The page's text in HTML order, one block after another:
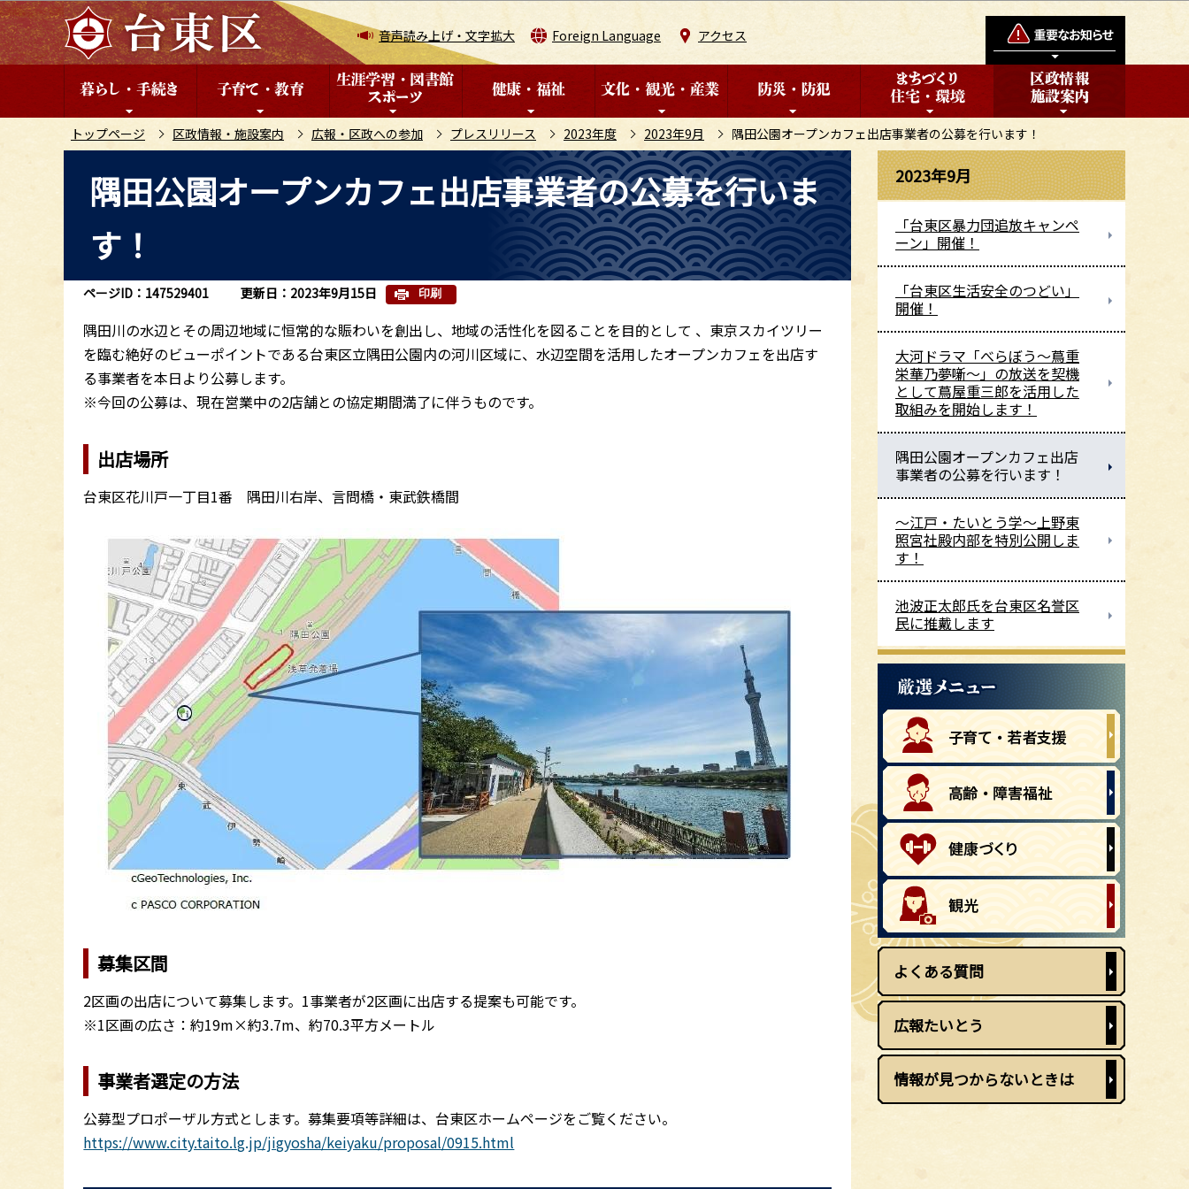
こ
の
ペ
音声読み上げ・文字拡大 Foreign Language アクセス
トップページ 区政情報・施設案内 広報・区政への参加 プレスリリース 2023年度 2023年9月 隅田公園オープンカフェ出店事業者の公募を行います！
ら
隅田公園オープンカフェ出店事業者の公募を行いま
す！
ページID：147529401 更新日：2023年9月15日 印刷
隅田川の水辺とその周辺地域に恒常的な賑わいを創出し、地域の活性化を図ることを目的として 、東京スカイツリー
を臨む絶好のビューポイントである台東区立隅田公園内の河川区域に、水辺空間を活用したオープンカフェを出店す
る事業者を本日より公募します。
※今回の公募は、現在営業中の2店舗との協定期間満了に伴うものです。
出店場所
台東区花川戸一丁目1番 隅田川右岸、言問橋・東武鉄橋間
募集区間
2区画の出店について募集します。1事業者が2区画に出店する提案も可能です。
※1区画の広さ：約19m×約3.7m、約70.3平方メートル
事業者選定の方法
公募型プロポーザル方式とします。募集要項等詳細は、台東区ホームページをご覧ください。
https://www.city.taito.lg.jp/jigyosha/keiyaku/proposal/0915.html
2023年9月
「台東区暴力団追放キャンペ
ーン」開催！
「台東区生活安全のつどい」
開催！
大河ドラマ「べらぼう～蔦重
栄華乃夢噺～」の放送を契機
として蔦屋重三郎を活用した
取組みを開始します！
隅田公園オープンカフェ出店
事業者の公募を行います！
～江戸・たいとう学～上野東
照宮社殿内部を特別公開しま
す！
池波正太郎氏を台東区名誉区
民に推戴します
よくある質問
広報たいとう
情報が見つからないときは